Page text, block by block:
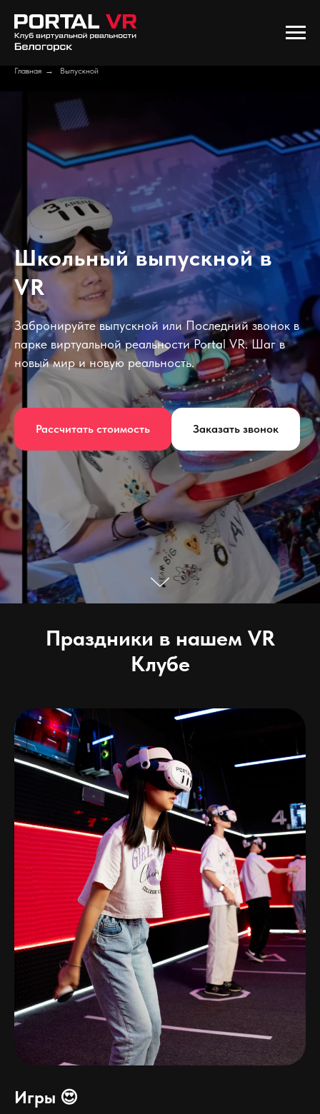
Главная → Выпускной
Школьный выпускной в
VR
Забронируйте выпускной или Последний звонок в
парке виртуальной реальности Portal VR. Шаг в
новый мир и новую реальность.
Рассчитать стоимость Заказать звонок
Праздники в нашем VR
Клубе
Игры 😍